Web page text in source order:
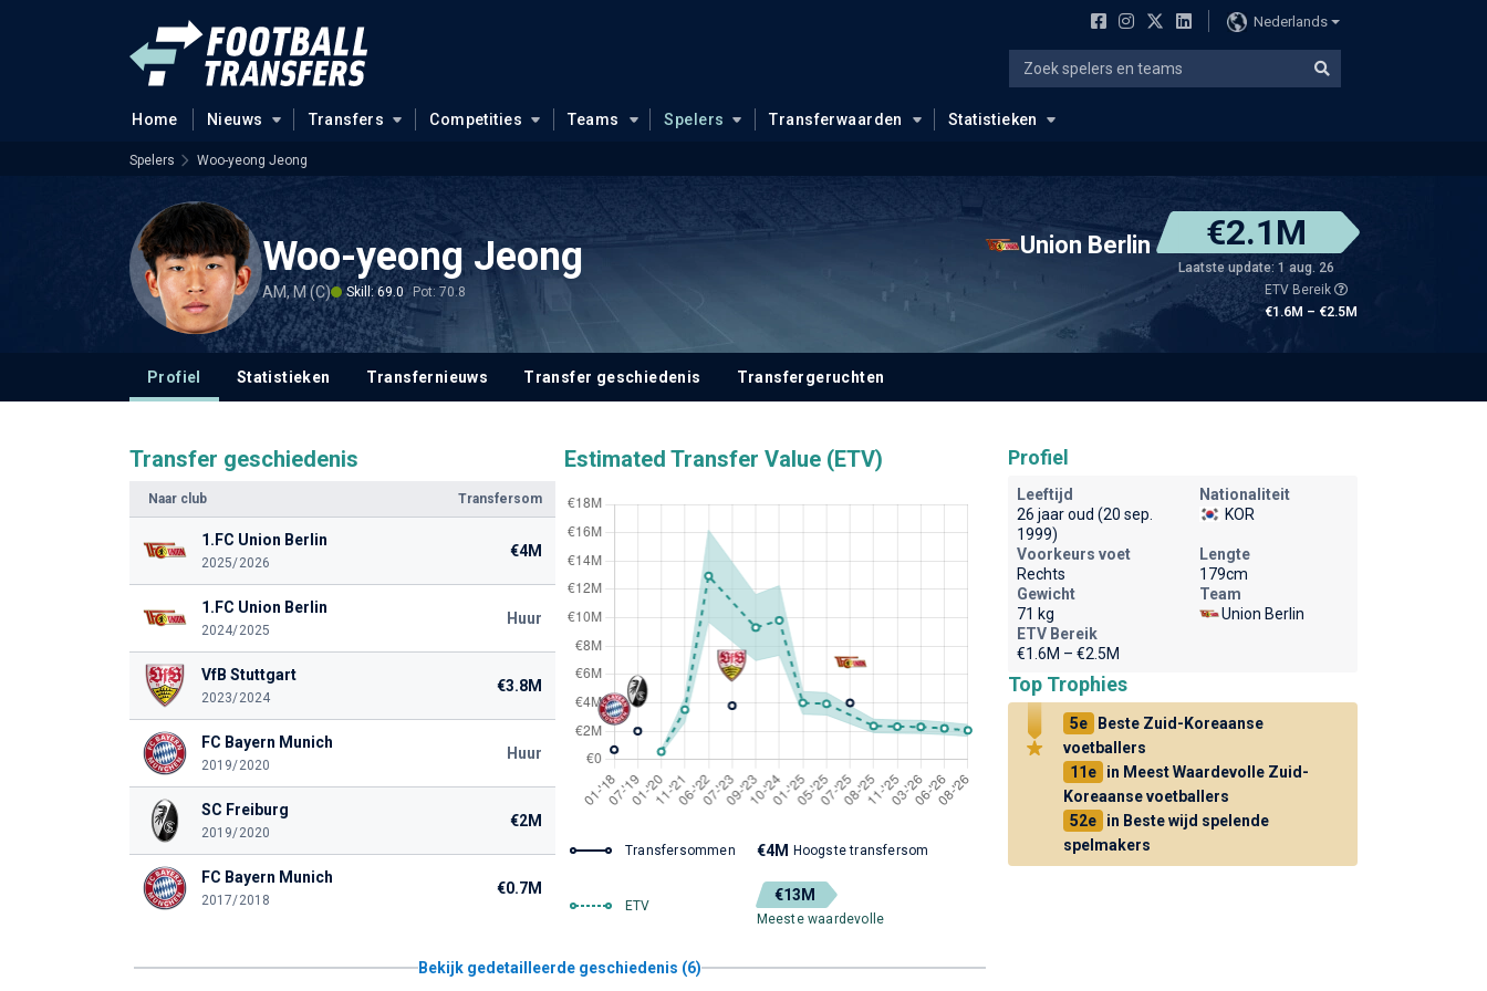
Nederlands
Home Nieuws Transfers Competities Teams Spelers Transferwaarden Statistieken
Spelers Woo-yeong Jeong
Woo-yeong Jeong
AM, M (C) Skill: 69.0 Pot: 70.8
Union Berlin €2.1M
Laatste update: 1 aug. 26
ETV Bereik
€1.6M – €2.5M
Profiel Statistieken Transfernieuws Transfer geschiedenis Transfergeruchten
Transfer geschiedenis
Naar club Transfersom
1.FC Union Berlin
2025/2026
€4M
1.FC Union Berlin
2024/2025
Huur
VfB Stuttgart
2023/2024
€3.8M
FC Bayern Munich
2019/2020
Huur
SC Freiburg
2019/2020
€2M
FC Bayern Munich
2017/2018
€0.7M
Estimated Transfer Value (ETV)
Transfersommen €4M Hoogste transfersom
ETV
€13M
Meeste waardevolle
Bekijk gedetailleerde geschiedenis (6)
Profiel
Leeftijd
26 jaar oud (20 sep.
1999)
Nationaliteit
KOR
Voorkeurs voet
Rechts
Lengte
179cm
Gewicht
71 kg
Team
Union Berlin
ETV Bereik
€1.6M – €2.5M
Top Trophies
5e
Beste Zuid-Koreaanse
voetballers
11e
in Meest Waardevolle Zuid-
Koreaanse voetballers
52e
in Beste wijd spelende
spelmakers